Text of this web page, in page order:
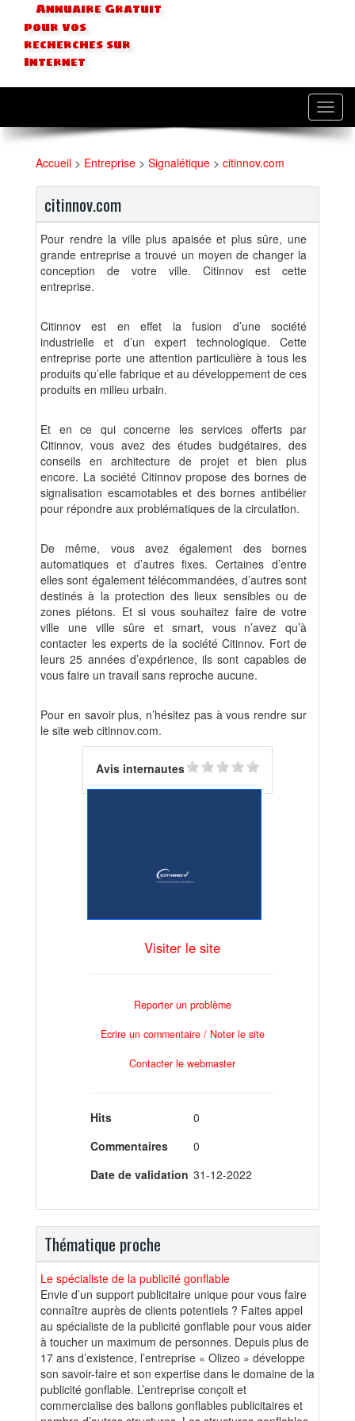
Annuaire Gratuit
pour vos
recherches sur
Internet
Accueil > Entreprise > Signalétique > citinnov.com
citinnov.com
Pour rendre la ville plus apaisée et plus sûre, une
grande entreprise a trouvé un moyen de changer la
conception de votre ville. Citinnov est cette
entreprise.
Citinnov est en effet la fusion d’une société
industrielle et d’un expert technologique. Cette
entreprise porte une attention particulière à tous les
produits qu’elle fabrique et au développement de ces
produits en milieu urbain.
Et en ce qui concerne les services offerts par
Citinnov, vous avez des études budgétaires, des
conseils en architecture de projet et bien plus
encore. La société Citinnov propose des bornes de
signalisation escamotables et des bornes antibélier
pour répondre aux problématiques de la circulation.
De même, vous avez également des bornes
automatiques et d’autres fixes. Certaines d’entre
elles sont également télécommandées, d’autres sont
destinés à la protection des lieux sensibles ou de
zones piétons. Et si vous souhaitez faire de votre
ville une ville sûre et smart, vous n’avez qu’à
contacter les experts de la société Citinnov. Fort de
leurs 25 années d’expérience, ils sont capables de
vous faire un travail sans reproche aucune.
Pour en savoir plus, n’hésitez pas à vous rendre sur
le site web citinnov.com.
Avis internautes
Visiter le site
Reporter un problème
Ecrire un commentaire / Noter le site
Contacter le webmaster
Hits
0
Commentaires
0
Date de validation 31-12-2022
Thématique proche
Le spécialiste de la publicité gonflable
Envie d’un support publicitaire unique pour vous faire
connaître auprès de clients potentiels ? Faites appel
au spécialiste de la publicité gonflable pour vous aider
à toucher un maximum de personnes. Depuis plus de
17 ans d’existence, l’entreprise « Olizeo » développe
son savoir-faire et son expertise dans le domaine de la
publicité gonflable. L’entreprise conçoit et
commercialise des ballons gonflables publicitaires et